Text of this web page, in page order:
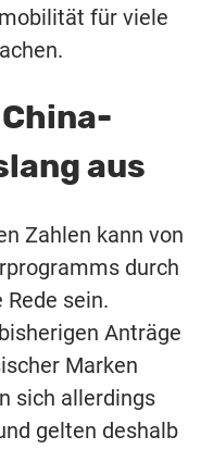
für viele
aus
Zahlen kann von
durch
sein.
Anträge
Marken
sich allerdings
gelten deshalb